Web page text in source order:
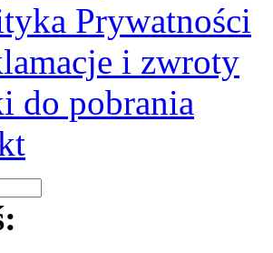
Prywatności
i zwroty
do pobrania